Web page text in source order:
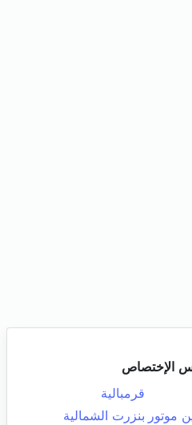
الإختصاص
قرمبالية
موتور بنزرت الشمالية